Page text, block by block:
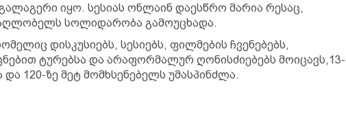
იყო. სესიას ონლაინ დაესწრო მარია რესაც,
სოლიდარობა გამოუცხადა.
დისკუსიებს, სესიებს, ფილმების ჩვენებებს,
ტურებსა და არაფორმალურ ღონისძიებებს მოიცავს,13-
და 120-ზე მეტ მომხსენებელს უმასპინძლა.